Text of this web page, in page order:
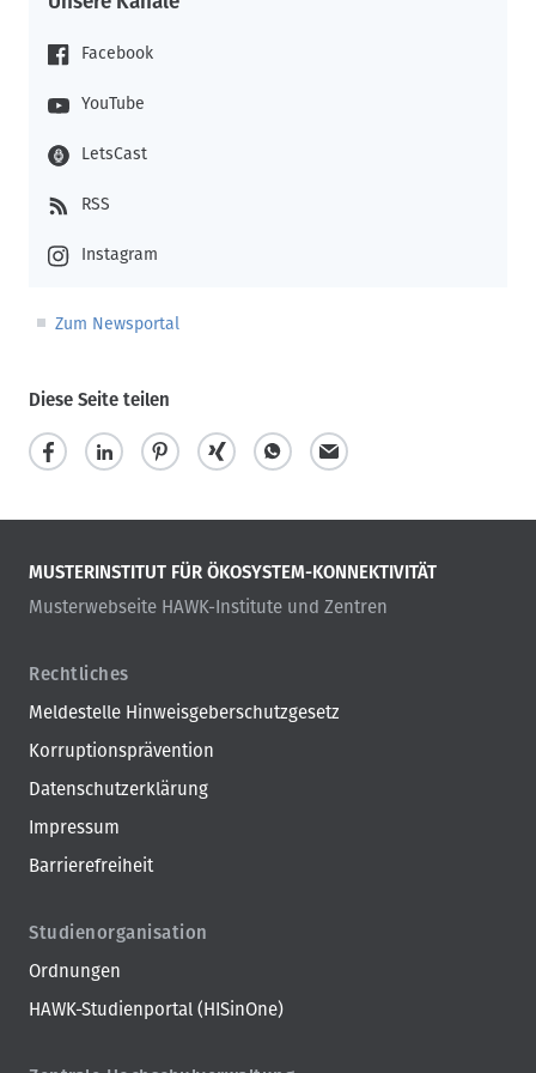
Facebook
YouTube
LetsCast
RSS
Instagram
Zum Newsportal
Diese Seite teilen
MUSTERINSTITUT FÜR ÖKOSYSTEM-KONNEKTIVITÄT
Musterwebseite HAWK-Institute und Zentren
Rechtliches
Meldestelle Hinweisgeberschutzgesetz
Korruptionsprävention
Datenschutzerklärung
Impressum
Barrierefreiheit
Studienorganisation
Ordnungen
HAWK-Studienportal (HISinOne)